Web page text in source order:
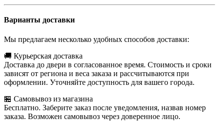
Варианты доставки
Мы предлагаем несколько удобных способов доставки:
🚚 Курьерская доставка
Доставка до двери в согласованное время. Стоимость и сроки
зависят от региона и веса заказа и рассчитываются при
оформлении. Уточняйте доступность для вашего города.
🏪 Самовывоз из магазина
Бесплатно. Заберите заказ после уведомления, назвав номер
заказа. Возможен самовывоз через доверенное лицо.